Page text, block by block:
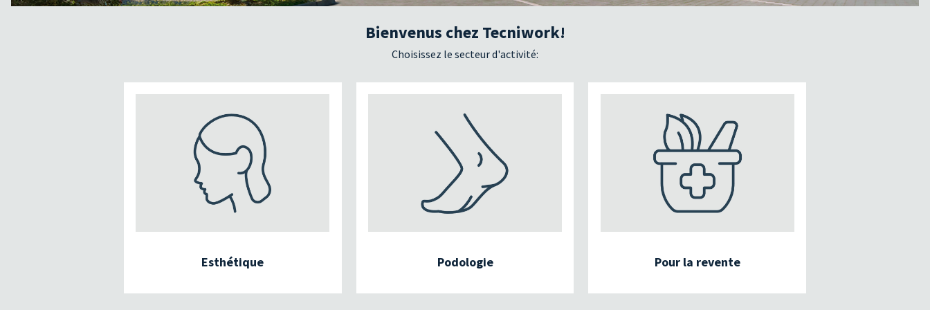
Bienvenus chez Tecniwork!
Choisissez le secteur d'activité:
Esthétique Podologie Pour la revente